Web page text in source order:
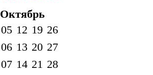
Октябрь
05 12 19 26
06 13 20 27
07 14 21 28